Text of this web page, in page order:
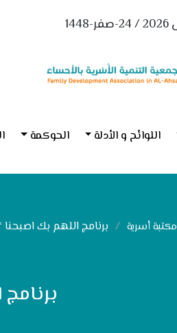
اللوائح و الأدلة الحوكمة
مكتبة أسرية برنامج اللهم بك